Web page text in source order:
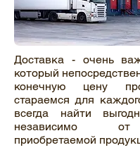
Доставка - очень
который
конечную цену
стараемся для
всегда найти
независимо
приобретаемой